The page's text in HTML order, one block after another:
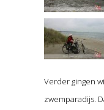
Verder gingen
zwemparadijs.